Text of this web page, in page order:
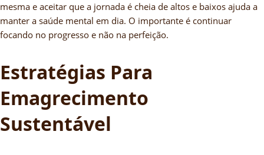
mesma e aceitar que a jornada é cheia de altos e baixos ajuda a
manter a saúde mental em dia. O importante é continuar
focando no progresso e não na perfeição.
Estratégias Para
Emagrecimento
Sustentável